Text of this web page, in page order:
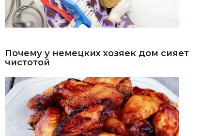
Почему у немецких хозяек дом сияет
чистотой